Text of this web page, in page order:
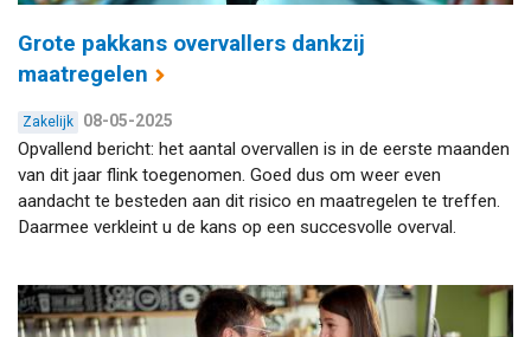
Grote pakkans overvallers dankzij
maatregelen
Zakelijk 08-05-2025
Opvallend bericht: het aantal overvallen is in de eerste maanden
van dit jaar flink toegenomen. Goed dus om weer even
aandacht te besteden aan dit risico en maatregelen te treffen.
Daarmee verkleint u de kans op een succesvolle overval.